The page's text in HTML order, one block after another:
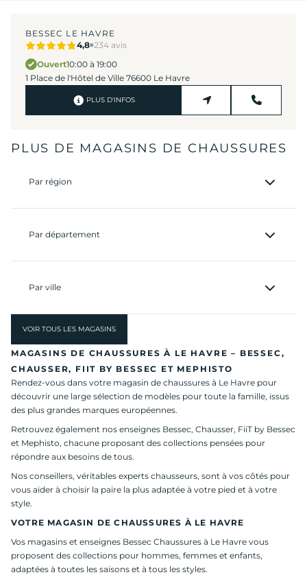
BESSEC LE HAVRE
4,8 234 avis
Ouvert10:00 à 19:00
1 Place de l'Hôtel de Ville 76600 Le Havre
PLUS D'INFOS
PLUS DE MAGASINS DE CHAUSSURES
Par région
Par département
Par ville
VOIR TOUS LES MAGASINS
MAGASINS DE CHAUSSURES À LE HAVRE – BESSEC,
CHAUSSER, FIIT BY BESSEC ET MEPHISTO
Rendez-vous dans votre magasin de chaussures à Le Havre pour
découvrir une large sélection de modèles pour toute la famille, issus
des plus grandes marques européennes.
Retrouvez également nos enseignes Bessec, Chausser, FiiT by Bessec
et Mephisto, chacune proposant des collections pensées pour
répondre aux besoins de tous.
Nos conseillers, véritables experts chausseurs, sont à vos côtés pour
vous aider à choisir la paire la plus adaptée à votre pied et à votre
style.
VOTRE MAGASIN DE CHAUSSURES À LE HAVRE
Vos magasins et enseignes Bessec Chaussures à Le Havre vous
proposent des collections pour hommes, femmes et enfants,
adaptées à toutes les saisons et à tous les styles.